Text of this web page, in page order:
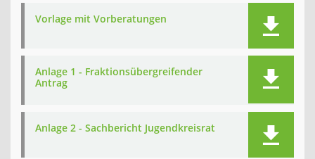
Vorlage mit Vorberatungen
Anlage 1 - Fraktionsübergreifender
Antrag
Anlage 2 - Sachbericht Jugendkreisrat